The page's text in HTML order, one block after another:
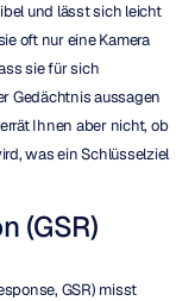
und lässt sich leicht
oft nur eine Kamera
sie für sich
Gedächtnis aussagen
Ihnen aber nicht, ob
was ein Schlüsselziel
(GSR)
GSR) misst